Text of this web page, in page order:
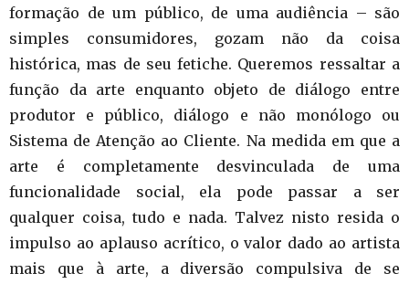
formação de um público, de uma audiência – são
simples consumidores, gozam não da coisa
histórica, mas de seu fetiche. Queremos ressaltar a
função da arte enquanto objeto de diálogo entre
produtor e público, diálogo e não monólogo ou
Sistema de Atenção ao Cliente. Na medida em que a
arte é completamente desvinculada de uma
funcionalidade social, ela pode passar a ser
qualquer coisa, tudo e nada. Talvez nisto resida o
impulso ao aplauso acrítico, o valor dado ao artista
mais que à arte, a diversão compulsiva de se